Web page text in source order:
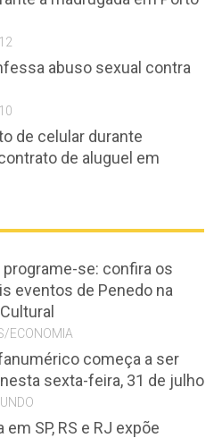
abuso sexual contra
de celular durante
de aluguel em
programe-se: confira os
eventos de Penedo na
ECONOMIA
começa a ser
sexta-feira, 31 de julho
em SP, RS e RJ expõe